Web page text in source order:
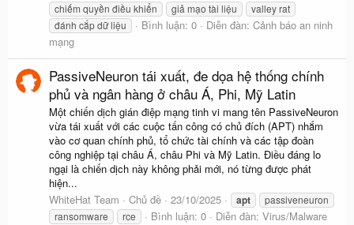
chiếm quyền điều khiển giả mạo tài liệu
valley rat
đánh cắp dữ liệu
Bình luận: 0 Diễn đàn: Cảnh báo an ninh
mạng
PassiveNeuron tái xuất, đe dọa hệ thống chính
phủ và ngân hàng ở châu Á, Phi, Mỹ Latin
Một chiến dịch gián điệp mạng tinh vi mang tên PassiveNeuron
vừa tái xuất với các cuộc tấn công có chủ đích (APT) nhắm
vào cơ quan chính phủ, tổ chức tài chính và các tập đoàn
công nghiệp tại châu Á, châu Phi và Mỹ Latin. Điều đáng lo
ngại là chiến dịch này không phải mới, nó từng được phát
hiện...
WhiteHat Team
Chủ đề 23/10/2025 apt
passiveneuron
ransomware
rce Bình luận: 0 Diễn đàn: Virus/Malware